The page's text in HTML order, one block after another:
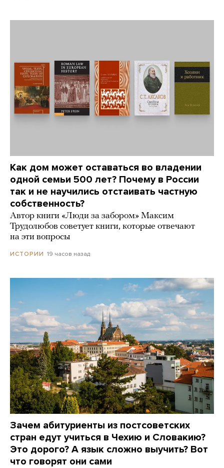
Как дом может оставаться во владении
одной семьи 500 лет? Почему в России
так и не научились отстаивать частную
собственность?
Автор книги «Люди за забором» Максим
Трудолюбов советует книги, которые отвечают
на эти вопросы
ИСТОРИИ 19 часов назад
Зачем абитуриенты из постсоветских
стран едут учиться в Чехию и Словакию?
Это дорого? А язык сложно выучить? Вот
что говорят они сами